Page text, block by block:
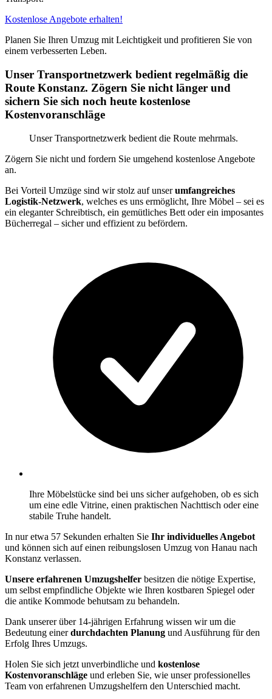
Kostenlose Angebote erhalten!
Planen Sie Ihren Umzug mit Leichtigkeit und profitieren Sie von
einem verbesserten Leben.
Unser Transportnetzwerk bedient regelmäßig die
Route Konstanz. Zögern Sie nicht länger und
sichern Sie sich noch heute kostenlose
Kostenvoranschläge
Unser Transportnetzwerk bedient die Route mehrmals.
Zögern Sie nicht und fordern Sie umgehend kostenlose Angebote
an.
Bei Vorteil Umzüge sind wir stolz auf unserumfangreiches
Logistik-Netzwerk, welches es uns ermöglicht, Ihre Möbel – sei es
ein eleganter Schreibtisch, ein gemütliches Bett oder ein imposantes
Bücherregal – sicher und effizient zu befördern.
Ihre Möbelstücke sind bei uns sicher aufgehoben, ob es sich
um eine edle Vitrine, einen praktischen Nachttisch oder eine
stabile Truhe handelt.
In nur etwa 57 Sekunden erhalten Sie Ihr individuelles Angebot
und können sich auf einen reibungslosen Umzug von Hanau nach
Konstanz verlassen.
Unsere erfahrenen Umzugshelfer besitzen die nötige Expertise,
um selbst empfindliche Objekte wie Ihren kostbaren Spiegel oder
die antike Kommode behutsam zu behandeln.
Dank unserer über 14-jährigen Erfahrung wissen wir um die
Bedeutung einerdurchdachten Planung und Ausführung für den
Erfolg Ihres Umzugs.
Holen Sie sich jetzt unverbindliche und kostenlose
Kostenvoranschläge und erleben Sie, wie unser professionelles
Team von erfahrenen Umzugshelfern den Unterschied macht.